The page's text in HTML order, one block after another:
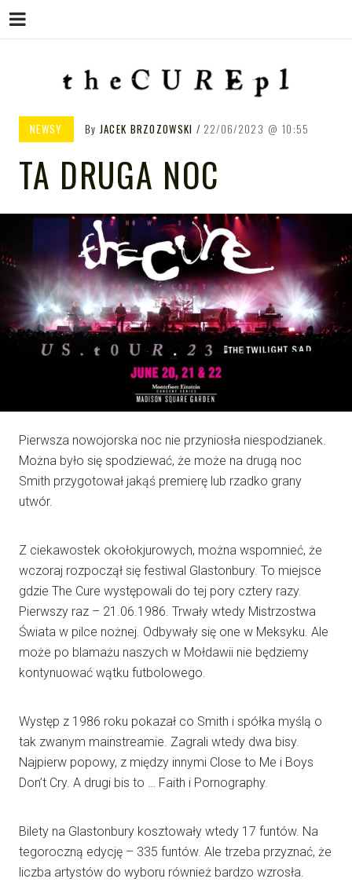
THE CURE PL – POLSKA
STRONA FANÓW ZESPOŁU THE
CURE
NEWSY By JACEK BRZOZOWSKI 22/06/2023 10:55
TA DRUGA NOC
Pierwsza nowojorska noc nie przyniosła niespodzianek.
Można było się spodziewać, że może na drugą noc
Smith przygotował jakąś premierę lub rzadko grany
utwór.
Z ciekawostek okołokjurowych, można wspomnieć, że
wczoraj rozpoczął się festiwal Glastonbury. To miejsce
gdzie The Cure występowali do tej pory cztery razy.
Pierwszy raz – 21.06.1986. Trwały wtedy Mistrzostwa
Świata w pilce nożnej. Odbywały się one w Meksyku. Ale
może po blamażu naszych w Mołdawii nie będziemy
kontynuować wątku futbolowego.
Występ z 1986 roku pokazał co Smith i spółka myślą o
tak zwanym mainstreamie. Zagrali wtedy dwa bisy.
Najpierw popowy, z między innymi Close to Me i Boys
Don’t Cry. A drugi bis to … Faith i Pornography.
Bilety na Glastonbury kosztowały wtedy 17 funtów. Na
tegoroczną edycję – 335 funtów. Ale trzeba przyznać, że
liczba artystów do wyboru również bardzo wzrosła.
Menu